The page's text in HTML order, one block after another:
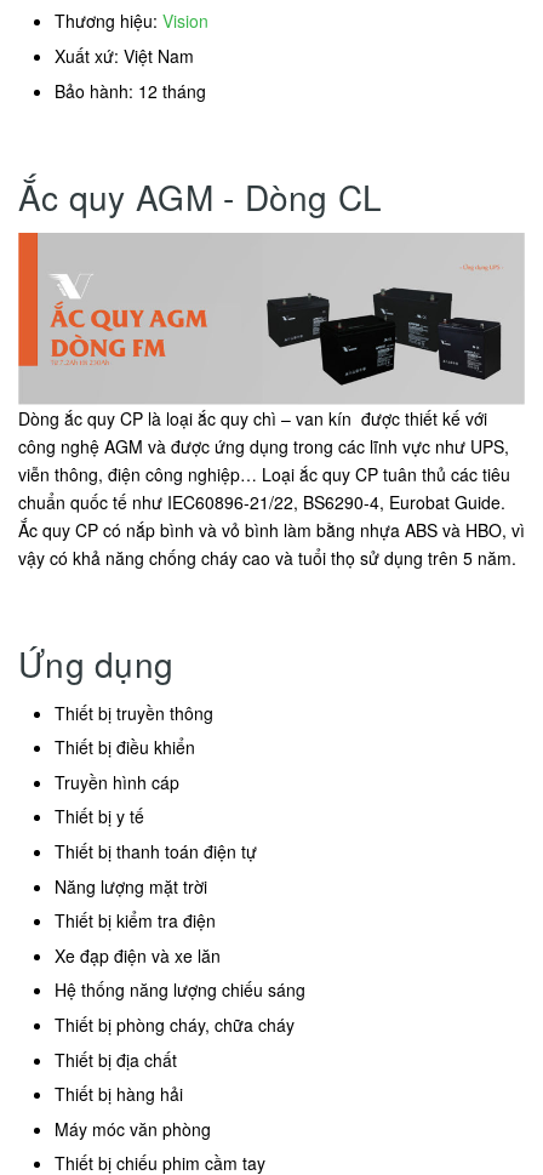
Thương hiệu: Vision
Xuất xứ: Việt Nam
Bảo hành: 12 tháng
Ắc quy AGM - Dòng CL
Dòng ắc quy CP là loại ắc quy chì – van kín được thiết kế với
công nghệ AGM và được ứng dụng trong các lĩnh vực như UPS,
viễn thông, điện công nghiệp… Loại ắc quy CP tuân thủ các tiêu
chuẩn quốc tế như IEC60896-21/22, BS6290-4, Eurobat Guide.
Ắc quy CP có nắp bình và vỏ bình làm bằng nhựa ABS và HBO, vì
vậy có khả năng chống cháy cao và tuổi thọ sử dụng trên 5 năm.
Ứng dụng
Thiết bị truyền thông
Thiết bị điều khiển
Truyền hình cáp
Thiết bị y tế
Thiết bị thanh toán điện tự
Năng lượng mặt trời
Thiết bị kiểm tra điện
Xe đạp điện và xe lăn
Hệ thống năng lượng chiếu sáng
Thiết bị phòng cháy, chữa cháy
Thiết bị địa chất
Thiết bị hàng hải
Máy móc văn phòng
Thiết bị chiếu phim cầm tay